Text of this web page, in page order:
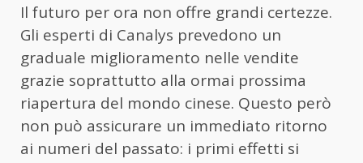
Il futuro per ora non offre grandi certezze.
Gli esperti di Canalys prevedono un
graduale miglioramento nelle vendite
grazie soprattutto alla ormai prossima
riapertura del mondo cinese. Questo però
non può assicurare un immediato ritorno
ai numeri del passato: i primi effetti si